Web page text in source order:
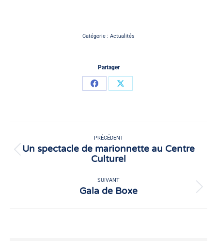
Catégorie : Actualités
Partager
PartagerPartager
article
PRÉCÉDENT
Article
précédent
Un spectacle de marionnette au Centre
Culturel
SUIVANT
Article
Gala de Boxe